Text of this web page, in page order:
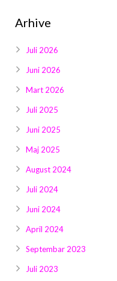
Galerija 2025
Arhive
Juli 2026
Juni 2026
Mart 2026
Juli 2025
Juni 2025
Maj 2025
August 2024
Juli 2024
Juni 2024
April 2024
Septembar 2023
Juli 2023